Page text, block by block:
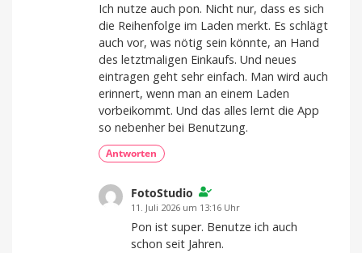
Ich nutze auch pon. Nicht nur, dass es sich
die Reihenfolge im Laden merkt. Es schlägt
auch vor, was nötig sein könnte, an Hand
des letztmaligen Einkaufs. Und neues
eintragen geht sehr einfach. Man wird auch
erinnert, wenn man an einem Laden
vorbeikommt. Und das alles lernt die App
so nebenher bei Benutzung.
Antworten
FotoStudio
11. Juli 2026 um 13:16 Uhr
Pon ist super. Benutze ich auch
schon seit Jahren.